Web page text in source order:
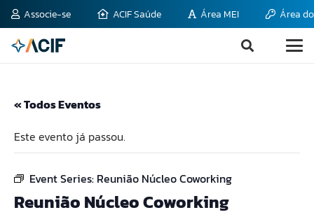
Associe-se ACIF Saúde Área MEI Área
« Todos Eventos
Este evento já passou.
Event Series: Reunião Núcleo Coworking
Reunião Núcleo Coworking